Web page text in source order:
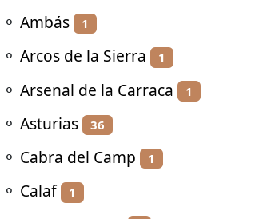
⚬ Ambás 1
⚬ Arcos de la Sierra 1
⚬ Arsenal de la Carraca 1
⚬ Asturias 36
⚬ Cabra del Camp 1
⚬ Calaf 1